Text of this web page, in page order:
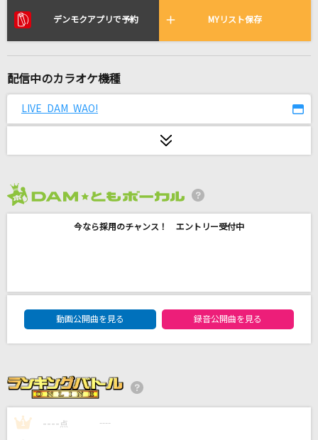
柴咲コウ
HUNTR/X
美しい鰭(名探偵コナンアニメバージョン)
1/3の純情な感情
SIAM SHADE
ハチ feat.初音ミク
back number
とくべチュ、して
＝LOVE
デンモクアプリで予約 MYリスト保存
配信中のカラオケ機種
LIVE DAM WAO!
今なら採用のチャンス！ エントリー受付中
DAM★ともボーカルエントリーランキング
動画公開曲を見る
録音公開曲を見る
1 ---- 点 ----